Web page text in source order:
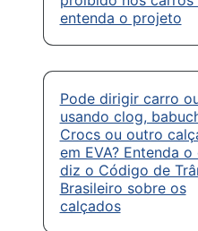
entenda o projeto
Pode dirigir carro
usando clog,
Crocs ou outro
em EVA? Entenda o
diz o Código de
Brasileiro sobre os
calçados